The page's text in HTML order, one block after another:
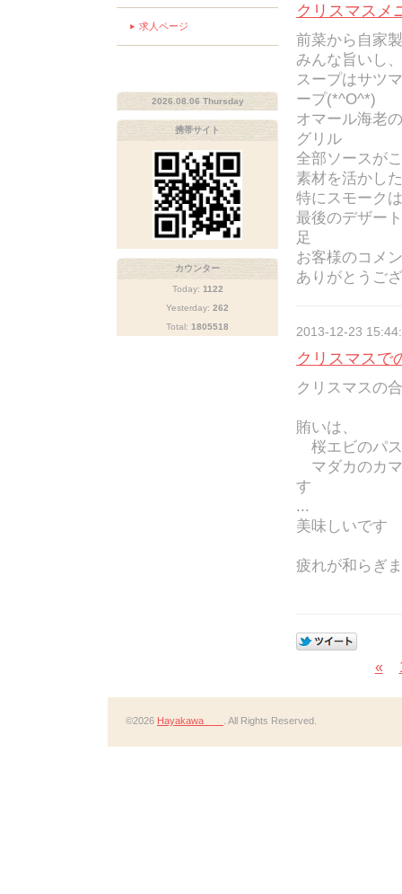
クリスマスメ
前菜から自家
みんな旨いし
スープはサツ
ープ(*^O^*)
オマール海老
グリル
全部ソースが
素材を活かし
特にスモーク
最後のデザー
足
お客様のコメ
ありがとうご
2013-12-23
クリスマスで
クリスマスの
賄いは、
桜エビのパ
マダカのカ
す
...
美味しいです
疲れが和らぎ
«
求人ページ
2026.08.06 Thursday
携帯サイト
カウンター
Today: 1122
Yesterday: 262
Total: 1805518
©2026 Hayakawa . All Rights Reserved.